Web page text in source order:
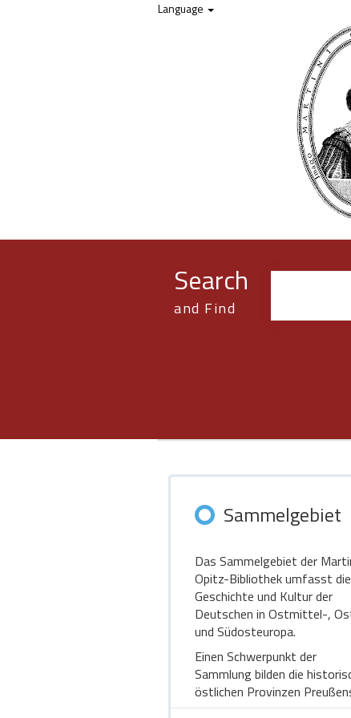
Language
Search
and Find
Sammelgebiet
Das Sammelgebiet der
Opitz-Bibliothek umfasst die
Geschichte und Kultur der
Deutschen in Ostmittel-,
und Südosteuropa.
Einen Schwerpunkt der
Sammlung bilden die
östlichen Provinzen